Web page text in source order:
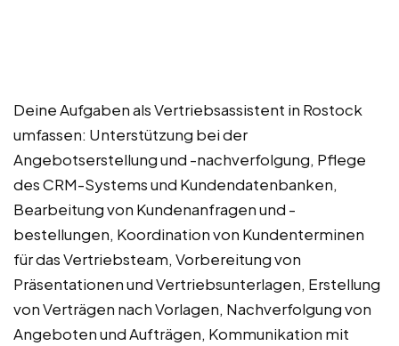
Deine Aufgaben als Vertriebsassistent in Rostock
umfassen: Unterstützung bei der
Angebotserstellung und -nachverfolgung, Pflege
des CRM-Systems und Kundendatenbanken,
Bearbeitung von Kundenanfragen und -
bestellungen, Koordination von Kundenterminen
für das Vertriebsteam, Vorbereitung von
Präsentationen und Vertriebsunterlagen, Erstellung
von Verträgen nach Vorlagen, Nachverfolgung von
Angeboten und Aufträgen, Kommunikation mit